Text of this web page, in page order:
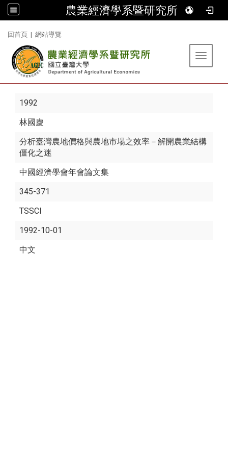
農業經濟學系暨研究所
回首頁 | 網站導覽
Toggle
1992
林國慶
分析臺灣農地價格與農地市場之效率－解開農業結構
僵化之迷
中國經濟學會年會論文集
345-371
TSSCI
1992-10-01
中文